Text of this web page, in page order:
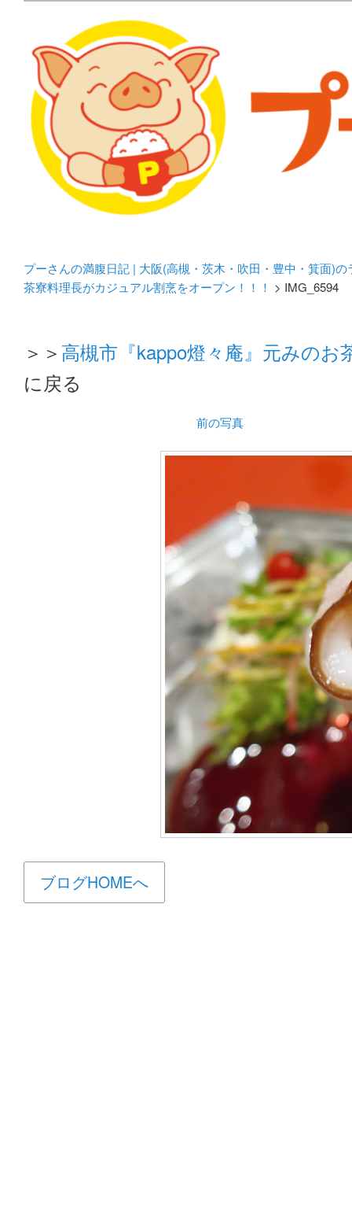
プーさんの満腹日記 |
豊中・箕面)のランチ＆
化してます。
プーさんの満腹日記 | 大阪(高槻・茨木・吹田・豊中・箕面)
茶寮料理長がカジュアル割烹をオープン！！！ > IMG_6594
＞＞ 高槻市『kappo燈々庵』元みの
に戻る
前の写真
ブログHOMEへ